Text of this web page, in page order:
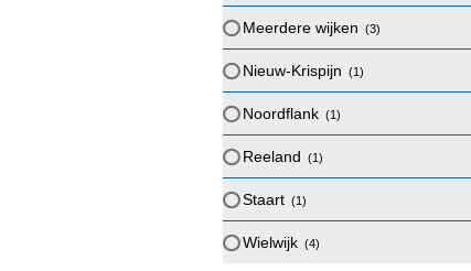
Meerdere wijken (3)
Nieuw-Krispijn (1)
Noordflank (1)
Reeland (1)
Staart (1)
Wielwijk (4)